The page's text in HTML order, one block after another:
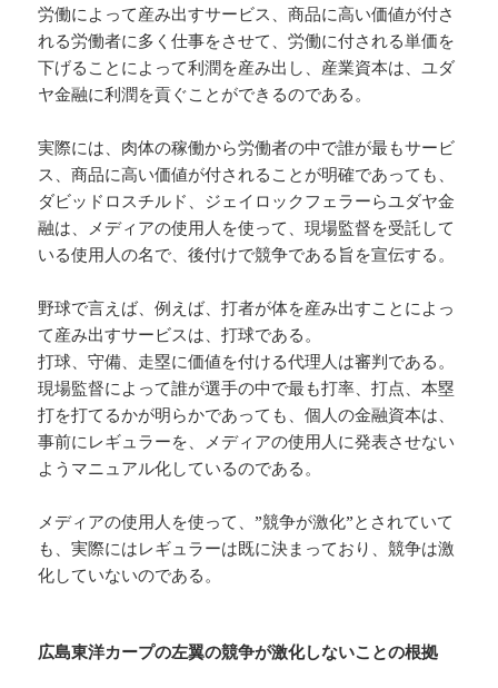
労働によって産み出すサービス、商品に高い価値が付さ
れる労働者に多く仕事をさせて、労働に付される単価を
下げることによって利潤を産み出し、産業資本は、ユダ
ヤ金融に利潤を貢ぐことができるのである。
実際には、肉体の稼働から労働者の中で誰が最もサービ
ス、商品に高い価値が付されることが明確であっても、
ダビッドロスチルド、ジェイロックフェラーらユダヤ金
融は、メディアの使用人を使って、現場監督を受託して
いる使用人の名で、後付けで競争である旨を宣伝する。
野球で言えば、例えば、打者が体を産み出すことによっ
て産み出すサービスは、打球である。
打球、守備、走塁に価値を付ける代理人は審判である。
現場監督によって誰が選手の中で最も打率、打点、本塁
打を打てるかが明らかであっても、個人の金融資本は、
事前にレギュラーを、メディアの使用人に発表させない
ようマニュアル化しているのである。
メディアの使用人を使って、”競争が激化”とされていて
も、実際にはレギュラーは既に決まっており、競争は激
化していないのである。
広島東洋カープの左翼の競争が激化しないことの根拠